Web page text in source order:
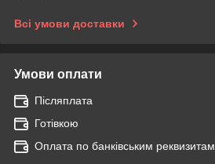
Всі умови доставки
Умови оплати
Післяплата
Готівкою
Оплата по банківським реквизитам